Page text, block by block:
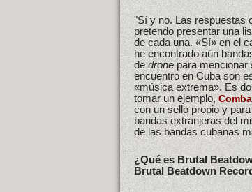
"Sí y no. Las respuestas
pretendo presentar una
de cada una. «Sí» en el
he encontrado aún
dedronepara mencionar
encuentro en Cuba son
«música extrema». Es
tomar un ejemplo,
con un sello propio y
bandas extranjeras del
de las bandas cubanas
¿Qué es Brutal
Brutal Beatdown